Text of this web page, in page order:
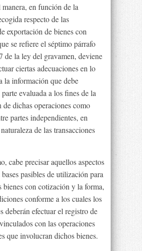
en función de la
respecto de las
exportación de bienes con
se refiere el séptimo párrafo
de la ley del gravamen, deviene
ciertas adecuaciones en lo
la información que debe
evaluada a los fines de la
de dichas operaciones como
partes independientes, en
de las transacciones
cabe precisar aquellos aspectos
pasibles de utilización para
bienes con cotización y la forma,
conforme a los cuales los
deberán efectuar el registro de
con las operaciones
que involucran dichos bienes.